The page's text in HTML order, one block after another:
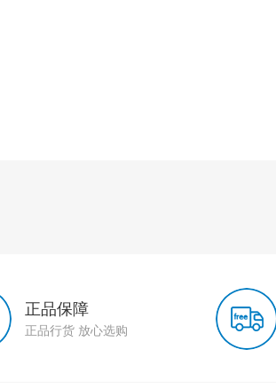
正品保障
正品行货 放心选购